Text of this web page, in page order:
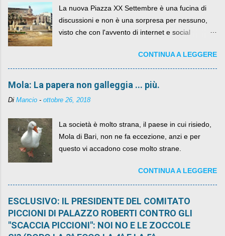
La nuova Piazza XX Settembre è una fucina di
discussioni e non è una sorpresa per nessuno,
visto che con l'avvento di internet e social
sua lasciandone anche traccia scritta nel web.
CONTINUA A LEGGERE
Mola: La papera non galleggia ... più.
Di Mancio - ottobre 26, 2018
La società è molto strana, il paese in cui risiedo,
Mola di Bari, non ne fa eccezione, anzi e per
questo vi accadono cose molto strane.
CONTINUA A LEGGERE
ESCLUSIVO: IL PRESIDENTE DEL COMITATO
PICCIONI DI PALAZZO ROBERTI CONTRO GLI
"SCACCIA PICCIONI": NOI NO E LE ZOCCOLE